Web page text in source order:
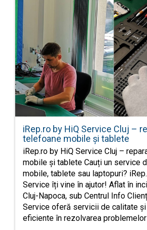
iRep.ro by HiQ Service Cluj –
telefoane mobile și tablete
iRep.ro by HiQ Service Cluj –
mobile și tablete Cauți un service
mobile, tablete sau laptopuri?
Service îți vine în ajutor! Aflat în
Cluj-Napoca, sub Centrul Info
Service oferă servicii de calitate
eficiente în rezolvarea